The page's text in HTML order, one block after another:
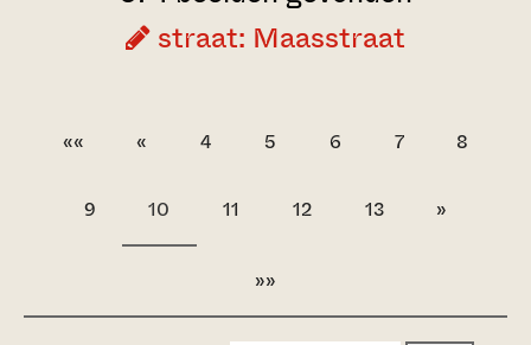
straat: Maasstraat
«« « 4 5 6 7 8
9 10 11 12 13 »
»»